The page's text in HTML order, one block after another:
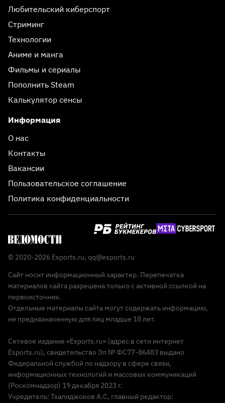
Любительский киберспорт
Стриминг
Технологии
Аниме и манга
Фильмы и сериалы
Пополнить Steam
Калькулятор сенсы
Информация
О нас
Контакты
Вакансии
Пользовательское соглашение
Политика конфиденциальности
© 2020-2026 Esports.ru, qq@esports.ru
Сайт носит информационный характер. Перепечатка
материалов сайта разрешена только с активной ссылкой на
первоисточник.
Отдельные материалы сайта могут содержать информацию,
не предназначенную для лиц младше 18 лет.
Сетевое издание «Esports.ru» (адрес в сети интернет
Esports.ru), свидетельство Эл № ФС77-86483 выдано
Федеральной службой по надзору в сфере связи,
информационных технологий и массовых коммуникаций
(Роскомнадзор) 19 декабря 2023 г.
Учредитель: Тхалиджоков А.С, главный редактор: